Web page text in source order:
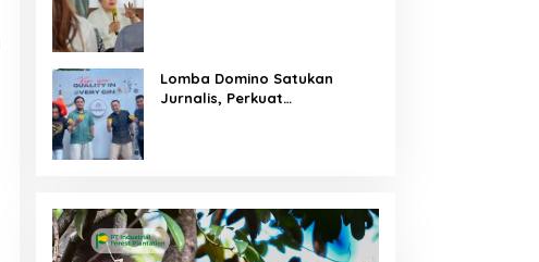
Lomba Domino Satukan
Jurnalis, Perkuat